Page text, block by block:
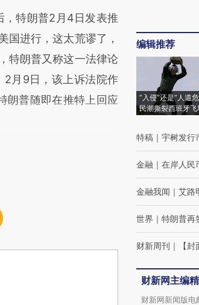
，特朗普2月4日发表推
国进行，这太荒谬了，
特朗普又称这一法律论
2月9日，该上诉法院作
朗普随即在推特上回应
编辑推荐
“入侵”还是“人道
民潮撕裂西班牙飞
特稿 ｜ 宇树发行
金融 ｜ 在岸人民
金融我闻 ｜ 艾路
世界 ｜ 特朗普再
财新周刊 ｜ 【
财新网主编
财新网新闻版电